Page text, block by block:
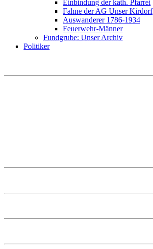
Einbindung der kath. Pfarrei
Fahne der AG Unser Kirdorf
Auswanderer 1786-1934
Feuerwehr-Männer
Fundgrube: Unser Archiv
Politiker